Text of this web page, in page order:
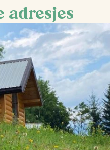
adresjes